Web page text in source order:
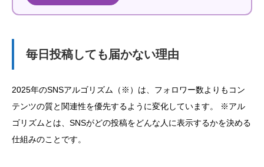
毎日投稿しても届かない理由
2025年のSNSアルゴリズム（※）は、フォロワー数よりもコン
テンツの質と関連性を優先するように変化しています。 ※アル
ゴリズムとは、SNSがどの投稿をどんな人に表示するかを決める
仕組みのことです。